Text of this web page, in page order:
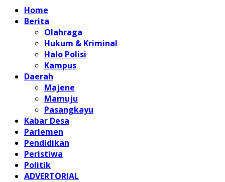
Home
Berita
Olahraga
Hukum & Kriminal
Halo Polisi
Kampus
Daerah
Majene
Mamuju
Pasangkayu
Kabar Desa
Parlemen
Pendidikan
Peristiwa
Politik
ADVERTORIAL